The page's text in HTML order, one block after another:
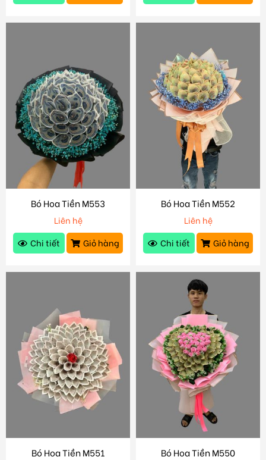
Bó Hoa Tiền M553
Liên hệ
Chi tiết
Giỏ hàng
Bó Hoa Tiền M552
Liên hệ
Chi tiết
Giỏ hàng
Bó Hoa Tiền M551 Bó Hoa Tiền M550